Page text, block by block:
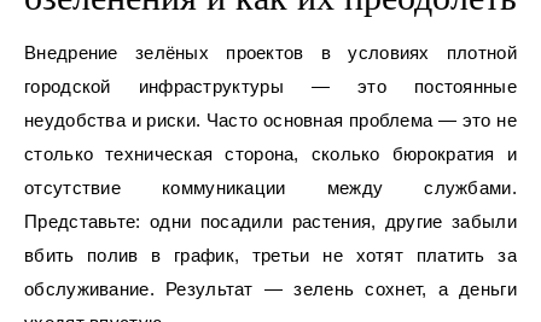
Внедрение зелёных проектов в условиях плотной
городской инфраструктуры — это постоянные
неудобства и риски. Часто основная проблема — это не
столько техническая сторона, сколько бюрократия и
отсутствие коммуникации между службами.
Представьте: одни посадили растения, другие забыли
вбить полив в график, третьи не хотят платить за
обслуживание. Результат — зелень сохнет, а деньги